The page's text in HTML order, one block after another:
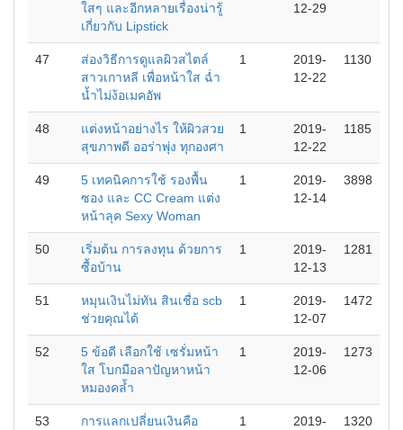
ใสๆ และอีกหลายเรื่องน่ารู้
เกี่ยวกับ Lipstick
12-29
47
ส่องวิธีการดูแลผิวสไตล์
สาวเกาหลี เพื่อหน้าใส ฉ่ำ
น้ำไม่ง้อเมคอัพ
1
2019-
12-22
1130
48
แต่งหน้าอย่างไร ให้ผิวสวย
สุขภาพดี ออร่าพุ่ง ทุกองศา
1
2019-
12-22
1185
49
5 เทคนิคการใช้ รองพื้น
ซอง และ CC Cream แต่ง
หน้าลุค Sexy Woman
1
2019-
12-14
3898
50
เริ่มต้น การลงทุน ด้วยการ
ซื้อบ้าน
1
2019-
12-13
1281
51
หมุนเงินไม่ทัน สินเชื่อ scb
ช่วยคุณได้
1
2019-
12-07
1472
52
5 ข้อดี เลือกใช้ เซรั่มหน้า
ใส โบกมือลาปัญหาหน้า
หมองคล้ำ
1
2019-
12-06
1273
53
การแลกเปลี่ยนเงินคือ
1
2019-
1320